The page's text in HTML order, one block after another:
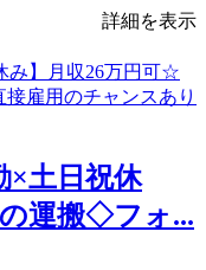
詳細を表示
×土日祝休
運搬◇フォ...